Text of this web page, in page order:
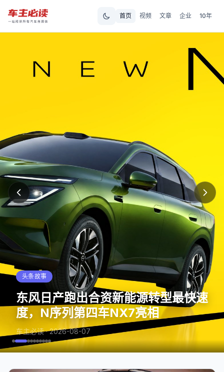
首页 视频 文章 企业 10年
头条故事
越7全球臻享秀启幕，内饰智舱首
发，并正式开启先享计划
车主必读 ·2026-08-07
头条故事
东风日产跑出合资新能源转型最快速
度，N序列第四车NX7亮相
车主必读 ·2026-08-07
头条故事
快讯工信部发布新一轮新车公告，埃
安Ray 7引发关注
车主必读 ·2026-08-07
ID. ERA 5X工信部申报图曝光 激光
雷达+长轴距+宁德时代电池 开启大
众纯电SUV新体验
车主必读 ·2026-08-07
头条故事
悦达起亚7月销量超2.5万，同比增
24.9%，全新赛图斯8月13日预售
车主必读 ·2026-08-07
头条故事
尊界时代旗舰MPV正式上市，全国
展车现已到店，售价64.8万元起
车主必读 ·2026-08-07
头条故事
尊界时代旗舰MPV及华为全场景新
品发布会开幕，多款重磅新产品发布
车主必读 ·2026-08-07
头条故事
迎潮而立，十年向新：昊铂埃安C端
占比81%，实现销量逆势连增
车主必读 ·2026-08-07
头条故事
超越 越极境！星途品牌圆满护航
2026跨喜自行车赛
车主必读 ·2026-08-07
头条故事
读懂泰钽700：硬派越野的终极答
案，是平安奔赴每一场山海
车主必读 ·2026-08-07